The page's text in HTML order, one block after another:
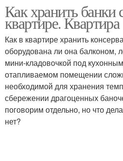
Как хранить банки
квартире. Квартира
Как в квартире хранить
оборудована ли она балконом,
мини-кладовочкой под
отапливаемом помещении
необходимой для хранения
сбережении драгоценных
поговорим отдельно, но что
нет?